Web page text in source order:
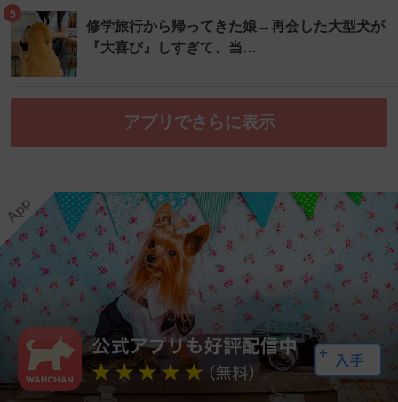
5
修学旅行から帰ってきた娘→再会した大型犬が
『大喜び』しすぎて、当…
アプリでさらに表示